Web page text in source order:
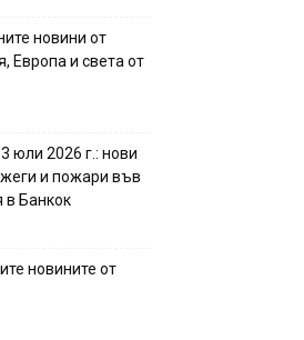
новини от
Европа и света от
юли 2026 г.: нови
и пожари във
в Банкок
новините от